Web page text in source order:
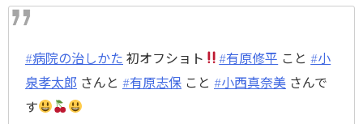
#病院の治しかた 初オフショト #有原修平 こと#小
泉孝太郎 さんと #有原志保 こと #小西真奈美 さんで
す